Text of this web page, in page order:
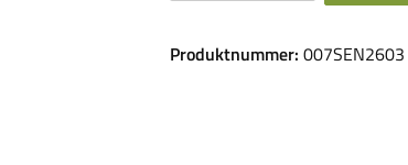
Produktnummer: 007SEN2603